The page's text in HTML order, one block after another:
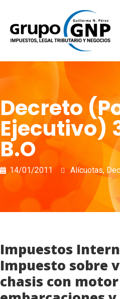
Decreto
Ejecutivo)
B.O
14/01/2011 Alícuotas,
Impuestos
Impuesto sobre
chasis con